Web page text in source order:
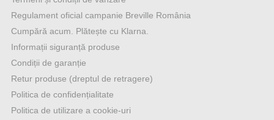
Regulament oficial campanie Breville România
Cumpără acum. Plătește cu Klarna.
Informații siguranță produse
Condiții de garanție
Retur produse (dreptul de retragere)
Politica de confidențialitate
Politica de utilizare a cookie-uri